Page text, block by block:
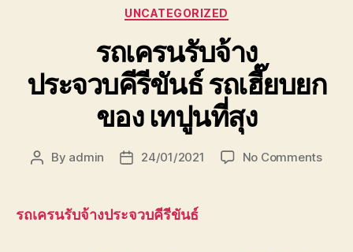
ชั่วโมง
โทร
0888000456
Categories
UNCATEGORIZED
รถเครนรับจ้าง
ประจวบคีรีขันธ์ รถเฮี๊ยบยก
ของ เทปูนที่สุง
Post
By admin
Post24/01/2021 No Commentson
รถเครนรับจ้างประจวบคีรีขันธ์